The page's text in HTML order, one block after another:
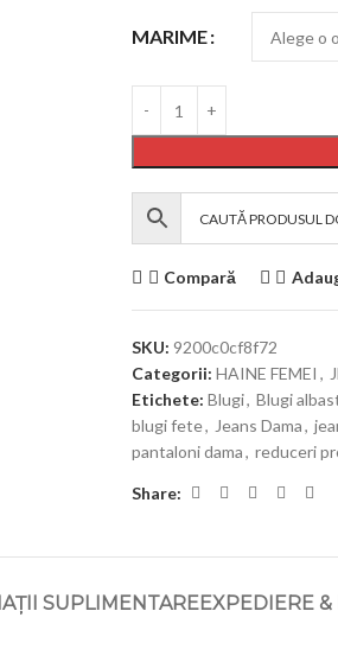
MARIME
Compară
SKU: 9200c0cf8f72
Categorii: HAINE FEMEI ,
Etichete: Blugi, Blugi
blugi fete, Jeans Dama,
pantaloni dama, reduceri
Share:
SUPLIMENTAREEXPEDIERE &